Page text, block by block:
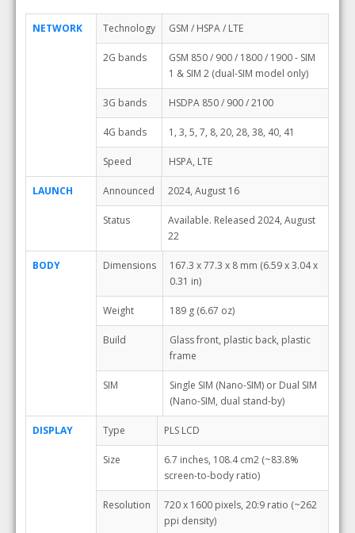
NETWORK Technology GSM / HSPA / LTE
2G bands
GSM 850 / 900 / 1800 / 1900 - SIM
1 & SIM 2 (dual-SIM model only)
3G bands HSDPA 850 / 900 / 2100
4G bands 1, 3, 5, 7, 8, 20, 28, 38, 40, 41
Speed HSPA, LTE
LAUNCH Announced 2024, August 16
Status
Available. Released 2024, August
22
BODY Dimensions
167.3 x 77.3 x 8 mm (6.59 x 3.04 x
0.31 in)
Weight 189 g (6.67 oz)
Build
Glass front, plastic back, plastic
frame
SIM
Single SIM (Nano-SIM) or Dual SIM
(Nano-SIM, dual stand-by)
DISPLAY Type PLS LCD
Size
6.7 inches, 108.4 cm2 (~83.8%
screen-to-body ratio)
Resolution
720 x 1600 pixels, 20:9 ratio (~262
ppi density)